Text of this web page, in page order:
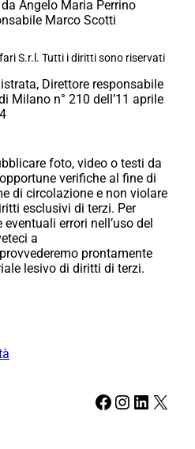
Angelo Maria Perrino
Marco Scotti
S.r.l. Tutti i diritti sono riservati
Direttore responsabile
Milano n° 210 dell’11 aprile
foto, video o testi da
verifiche al fine di
di circolazione e non violare
esclusivi di terzi. Per
errori nell’uso del
a
prontamente
lesivo di diritti di terzi.
Facebook Instagram LinkedIn X